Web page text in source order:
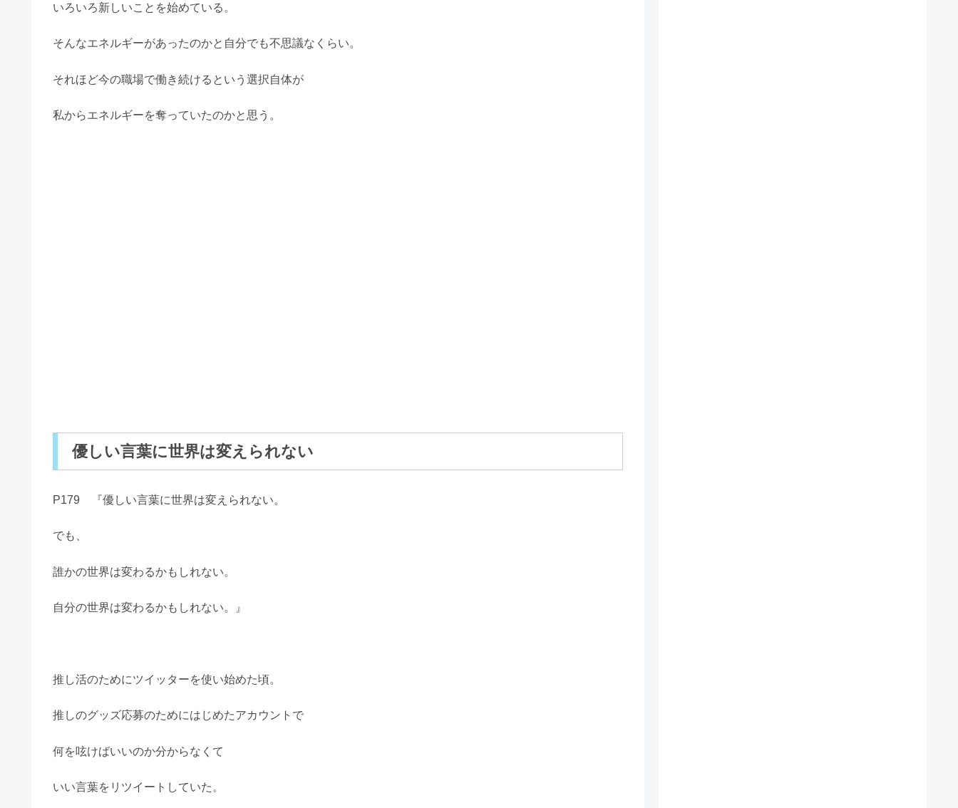
いろいろ新しいことを始めている。
そんなエネルギーがあったのかと自分でも不思議なくらい。
それほど今の職場で働き続けるという選択自体が
私からエネルギーを奪っていたのかと思う。
優しい言葉に世界は変えられない
P179 『優しい言葉に世界は変えられない。
でも、
誰かの世界は変わるかもしれない。
自分の世界は変わるかもしれない。』
推し活のためにツイッターを使い始めた頃。
推しのグッズ応募のためにはじめたアカウントで
何を呟けばいいのか分からなくて
いい言葉をリツイートしていた。